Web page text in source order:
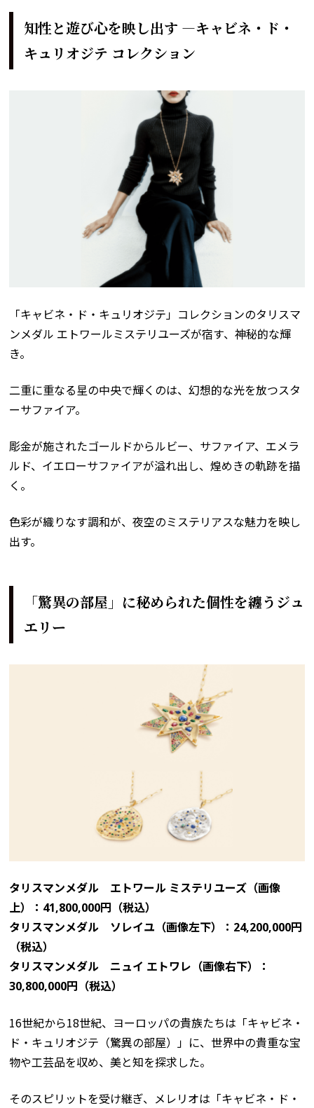
知性と遊び心を映し出す ―キャビネ・ド・
キュリオジテ コレクション
「キャビネ・ド・キュリオジテ」コレクションのタリスマ
ンメダル エトワールミステリユーズが宿す、神秘的な輝
き。
二重に重なる星の中央で輝くのは、幻想的な光を放つスタ
ーサファイア。
彫金が施されたゴールドからルビー、サファイア、エメラ
ルド、イエローサファイアが溢れ出し、煌めきの軌跡を描
く。
色彩が織りなす調和が、夜空のミステリアスな魅力を映し
出す。
「驚異の部屋」に秘められた個性を纏うジュ
エリー
タリスマンメダル エトワール ミステリユーズ（画像
上）：41,800,000円（税込）
タリスマンメダル ソレイユ（画像左下）：24,200,000円
（税込）
タリスマンメダル ニュイ エトワレ（画像右下）：
30,800,000円（税込）
16世紀から18世紀、ヨーロッパの貴族たちは「キャビネ・
ド・キュリオジテ（驚異の部屋）」に、世界中の貴重な宝
物や工芸品を収め、美と知を探求した。
そのスピリットを受け継ぎ、メレリオは「キャビネ・ド・